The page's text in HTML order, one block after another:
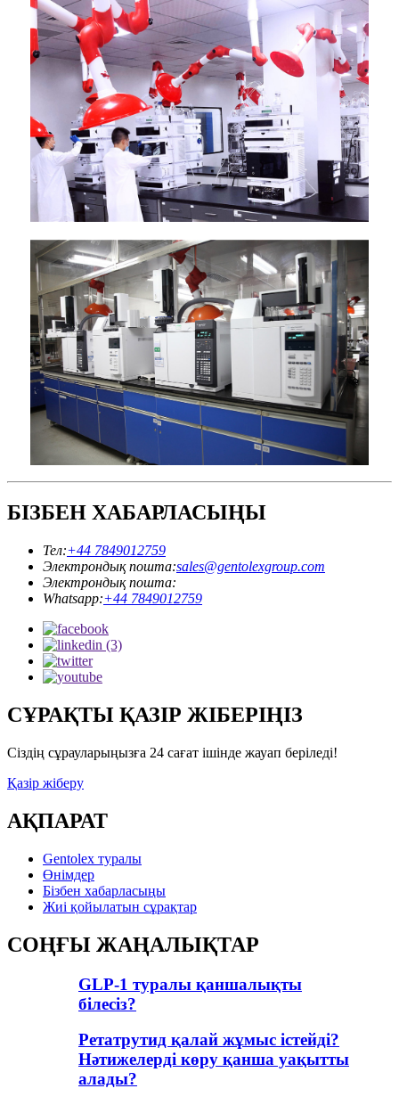
БІЗБЕН ХАБАРЛАСЫҢЫ
Тел:+44 7849012759
Электрондық пошта:sales@gentolexgroup.com
Электрондық пошта:
Whatsapp:+44 7849012759
СҰРАҚТЫ ҚАЗІР ЖІБЕРІҢІЗ
Сіздің сұрауларыңызға 24 сағат ішінде жауап беріледі!
Қазір жіберу
АҚПАРАТ
Gentolex туралы
Өнімдер
Бізбен хабарласыңы
Жиі қойылатын сұрақтар
СОҢҒЫ ЖАҢАЛЫҚТАР
GLP-1 туралы қаншалықты
білесіз?
Ретатрутид қалай жұмыс істейді?
Нәтижелерді көру қанша уақытты
алады?